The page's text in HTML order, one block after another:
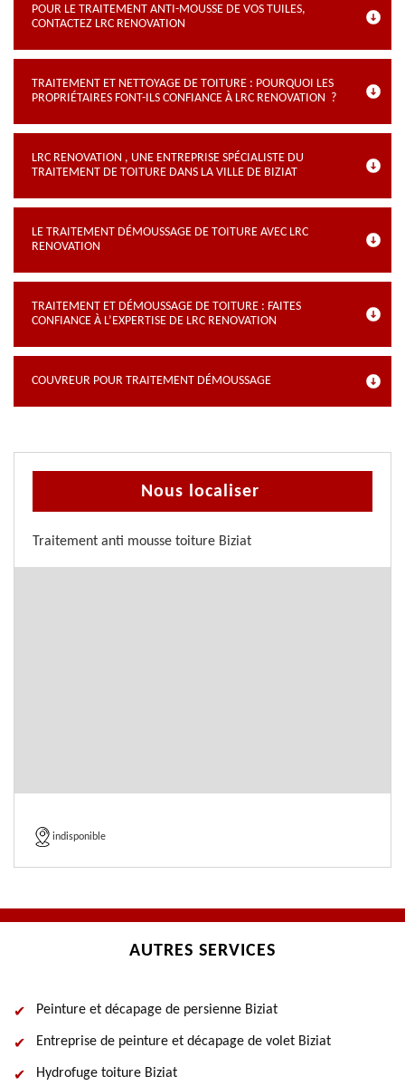
POUR LE TRAITEMENT ANTI-MOUSSE DE VOS TUILES,
CONTACTEZ LRC RENOVATION
TRAITEMENT ET NETTOYAGE DE TOITURE : POURQUOI LES
PROPRIÉTAIRES FONT-ILS CONFIANCE À LRC RENOVATION ?
LRC RENOVATION , UNE ENTREPRISE SPÉCIALISTE DU
TRAITEMENT DE TOITURE DANS LA VILLE DE BIZIAT
LE TRAITEMENT DÉMOUSSAGE DE TOITURE AVEC LRC
RENOVATION
TRAITEMENT ET DÉMOUSSAGE DE TOITURE : FAITES
CONFIANCE À L’EXPERTISE DE LRC RENOVATION
COUVREUR POUR TRAITEMENT DÉMOUSSAGE
Nous localiser
Traitement anti mousse toiture Biziat
indisponible
AUTRES SERVICES
Peinture et décapage de persienne Biziat
Entreprise de peinture et décapage de volet Biziat
Hydrofuge toiture Biziat